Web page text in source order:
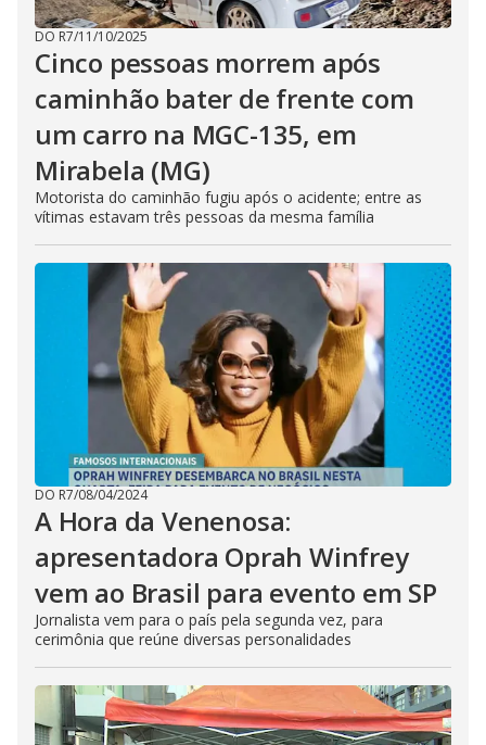
DO R7/11/10/2025
Cinco pessoas morrem após
caminhão bater de frente com
um carro na MGC-135, em
Mirabela (MG)
Motorista do caminhão fugiu após o acidente; entre as
vítimas estavam três pessoas da mesma família
DO R7/08/04/2024
A Hora da Venenosa:
apresentadora Oprah Winfrey
vem ao Brasil para evento em SP
Jornalista vem para o país pela segunda vez, para
cerimônia que reúne diversas personalidades